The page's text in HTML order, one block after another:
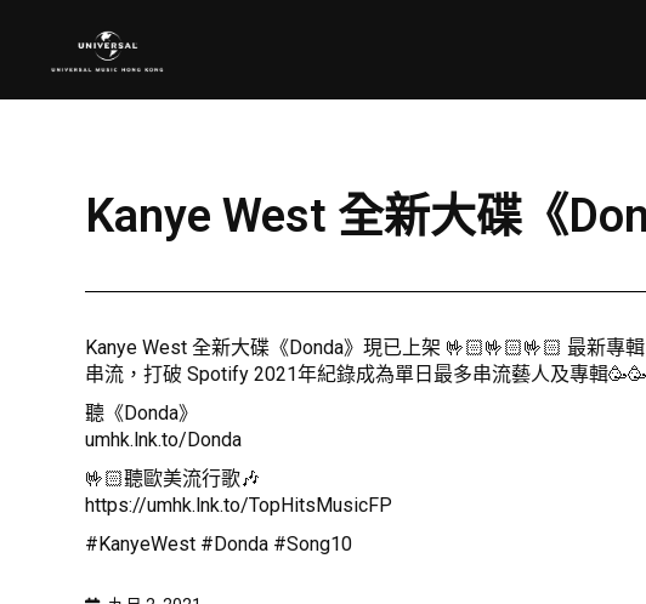
Kanye West 全新大碟《
Kanye West 全新大碟《Donda》現已上架 🤟🏻🤟🏻🤟🏻 最新專
串流，打破 Spotify 2021年紀錄成為單日最多串流藝人及專輯
聽《Donda》
umhk.lnk.to/Donda
🤟🏻聽歐美流行歌🎶
https://umhk.lnk.to/TopHitsMusicFP
#KanyeWest #Donda #Song10